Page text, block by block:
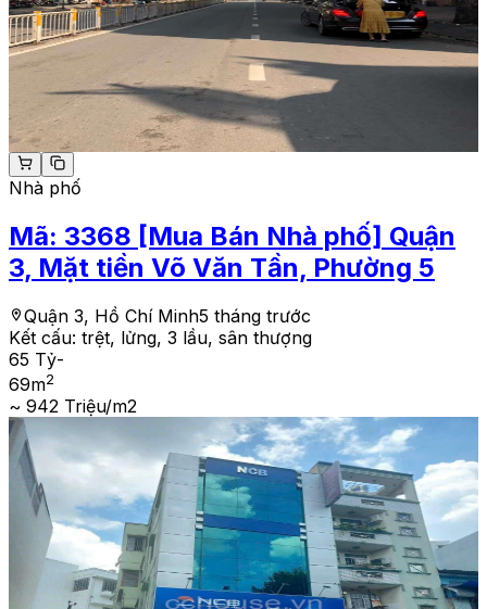
Nhà phố
Mã: 3368 [Mua Bán Nhà phố] Quận
3, Mặt tiền Võ Văn Tần, Phường 5
Quận 3, Hồ Chí Minh5 tháng trước
Kết cấu: trệt, lửng, 3 lầu, sân thượng
65 Tỷ-
69m2
~ 942 Triệu/m2